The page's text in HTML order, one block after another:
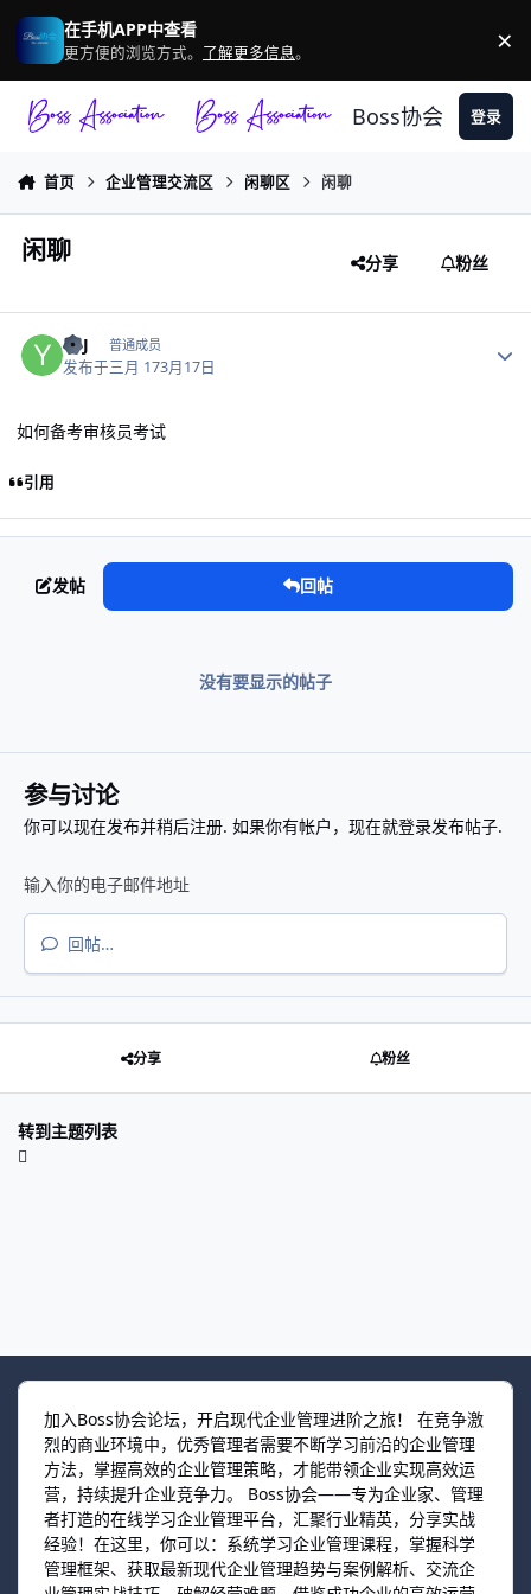
跳转到帖子
在手机APP中查看
更方便的浏览方式。 了解更多信息。 ×
Boss协会 登录
首页 企业管理交流区 闲聊区 闲聊
闲聊 分享 粉丝
YSJ 普通成员
发布于三月 173月17日
如何备考审核员考试
引用
发帖 回帖
没有要显示的帖子
参与讨论
你可以现在发布并稍后注册. 如果你有帐户， 现在就登录发布帖子.
回帖…
分享 粉丝
转到主题列表
加入Boss协会论坛，开启现代企业管理进阶之旅！ 在竞争激
烈的商业环境中，优秀管理者需要不断学习前沿的企业管理
方法，掌握高效的企业管理策略，才能带领企业实现高效运
营，持续提升企业竞争力。 Boss协会——专为企业家、管理
者打造的在线学习企业管理平台，汇聚行业精英，分享实战
经验！在这里，你可以：系统学习企业管理课程，掌握科学
管理框架、获取最新现代企业管理趋势与案例解析、交流企